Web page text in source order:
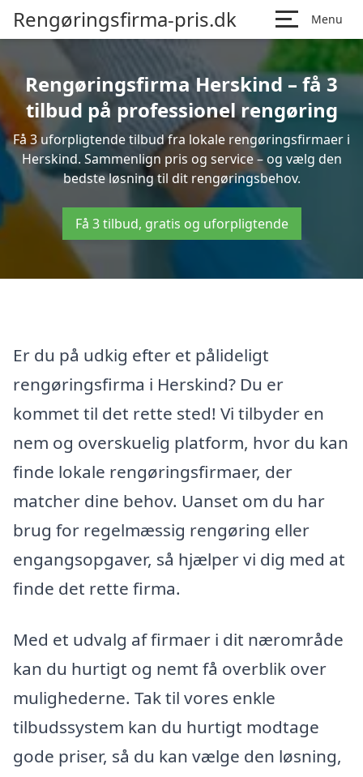
Rengøringsfirma-pris.dk Menu
Rengøringsfirma Herskind – få 3
tilbud på professionel rengøring
Få 3 uforpligtende tilbud fra lokale rengøringsfirmaer i
Herskind. Sammenlign pris og service – og vælg den
bedste løsning til dit rengøringsbehov.
Få 3 tilbud, gratis og uforpligtende
Er du på udkig efter et pålideligt
rengøringsfirma i Herskind? Du er
kommet til det rette sted! Vi tilbyder en
nem og overskuelig platform, hvor du kan
finde lokale rengøringsfirmaer, der
matcher dine behov. Uanset om du har
brug for regelmæssig rengøring eller
engangsopgaver, så hjælper vi dig med at
finde det rette firma.
Med et udvalg af firmaer i dit nærområde
kan du hurtigt og nemt få overblik over
mulighederne. Tak til vores enkle
tilbudssystem kan du hurtigt modtage
gode priser, så du kan vælge den løsning,